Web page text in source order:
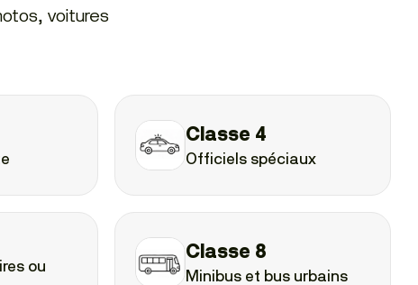
voitures
Classe 4
Officiels spéciaux
ou
Classe 8
Minibus et bus urbains